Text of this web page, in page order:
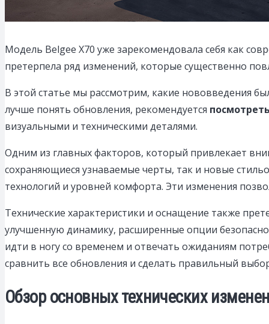
Модель Belgee X70 уже зарекомендовала себя как
претерпела ряд изменений, которые существенно
В этой статье мы рассмотрим, какие нововведения
лучше понять обновления, рекомендуется
визуальными и техническими деталями.
Одним из главных факторов, который привлекает
сохраняющиеся узнаваемые черты, так и новые
технологий и уровней комфорта. Эти изменения
Технические характеристики и оснащение также
улучшенную динамику, расширенные опции
идти в ногу со временем и отвечать ожиданиям
сравнить все обновления и сделать правильный
Обзор основных технических